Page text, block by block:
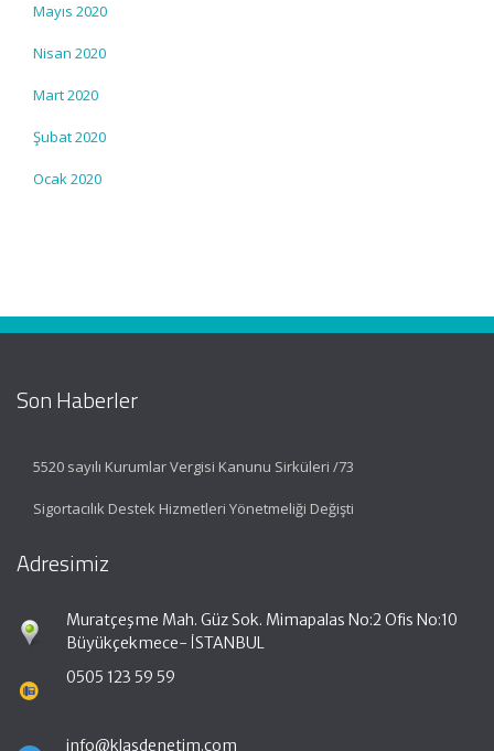
Mayıs 2020
Nisan 2020
Mart 2020
Şubat 2020
Ocak 2020
Son Haberler
5520 sayılı Kurumlar Vergisi Kanunu Sirküleri /73
Sigortacılık Destek Hizmetleri Yönetmeliği Değişti
Adresimiz
Muratçeşme Mah. Güz Sok. Mimapalas No:2 Ofis No:10
Büyükçekmece- İSTANBUL
0505 123 59 59
info@klasdenetim.com